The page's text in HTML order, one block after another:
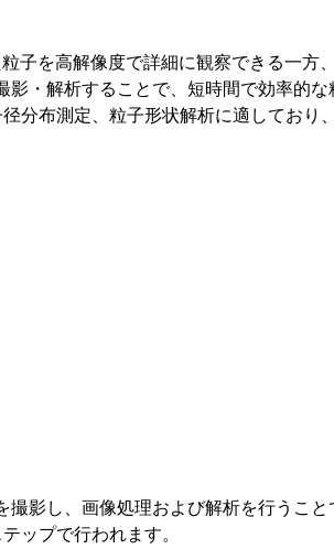
子を高解像度で詳細に観察できる一方
・解析することで、短時間で効率的
分布測定、粒子形状解析に適しており
影し、画像処理および解析を行うこ
ップで行われます。